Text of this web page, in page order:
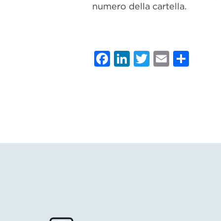
numero della cartella.
Facebook
LinkedIn
Twitter
Email